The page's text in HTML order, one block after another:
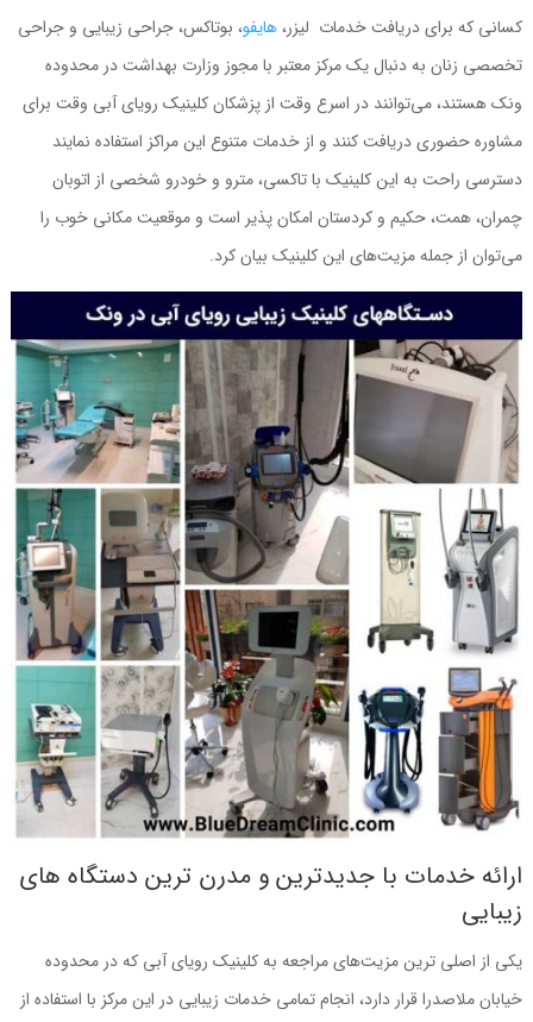
کسانی که برای دریافت خدمات لیزر،هایفو، بوتاکس، جراحی زیبایی و جراحی
تخصصی زنان به دنبال یک مرکز معتبر با مجوز وزارت بهداشت در محدوده
ونک هستند، می‌توانند در اسرع وقت از پزشکان کلینیک رویای آبی وقت برای
مشاوره حضوری دریافت کنند و از خدمات متنوع این مراکز استفاده نمایند
دسترسی راحت به این کلینیک با تاکسی، مترو و خودرو شخصی از اتوبان
چمران، همت، حکیم و کردستان امکان پذیر است و موقعیت مکانی خوب را
می‌توان از جمله مزیت‌های این کلینیک بیان کرد.
ارائه خدمات با جدیدترین و مدرن ترین دستگاه های
زیبایی
یکی از اصلی ترین مزیت‌های مراجعه به کلینیک رویای آبی که در محدوده
خیابان ملاصدرا قرار دارد، انجام تمامی خدمات زیبایی در این مرکز با استفاده از